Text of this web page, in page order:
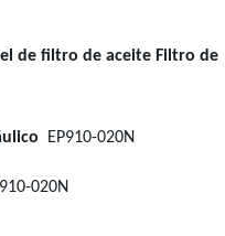
de filtro de aceite Filtro de
EP910-020N
020N